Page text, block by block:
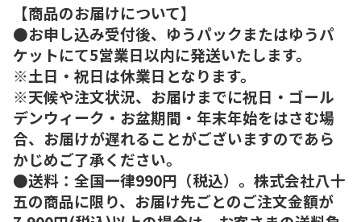
【商品のお届けについて】
●お申し込み受付後、ゆうパックまたはゆうパ
ケットにて5営業日以内に発送いたします。
※土日・祝日は休業日となります。
※天候や注文状況、お届けまでに祝日・ゴール
デンウィーク・お盆期間・年末年始をはさむ場
合、お届けが遅れることがございますのであら
かじめご了承ください。
●送料：全国一律990円（税込）。株式会社八十
五の商品に限り、お届け先ごとのご注文金額が